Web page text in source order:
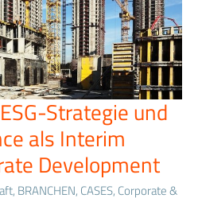
Strategie und
als Interim
Development
, BRANCHEN, CASES, Corporate &